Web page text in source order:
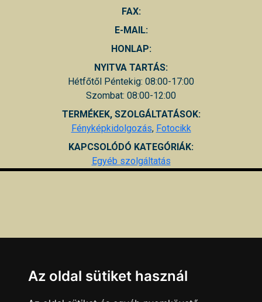
FAX:
E-MAIL:
HONLAP:
NYITVA TARTÁS:
Hétfőtől Péntekig: 08:00-17:00
Szombat: 08:00-12:00
TERMÉKEK, SZOLGÁLTATÁSOK:
Fényképkidolgozás, Fotocikk
KAPCSOLÓDÓ KATEGÓRIÁK:
Egyéb szolgáltatás
Az oldal sütiket használ